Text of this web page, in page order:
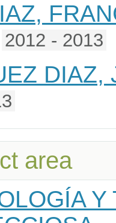
2012 - 2013
DIAZ,
area
Y